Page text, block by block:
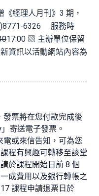
經理人月刊》3 期，
6326 服務時
17:00 ▧ 主辦單位保留
資訊以活動網站內容為
票將在您付款完成後
寄送電子發票。
或來信告知，可為您
程有興趣可轉移至該堂
於課程開始日前 8 個
成費用以及銀行轉帳之
課程申請退票日於